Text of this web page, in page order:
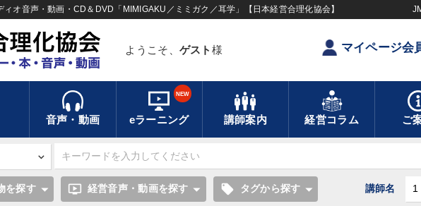
オ音声・動画・CD＆DVD「MIMIGAKU／ミミガク／耳学」【日本経営合理化協会】
ようこそ、 ゲスト 様 マイページ会
音声・動画 eラーニング
NEW
講師案内 経営コラム ご
を探す ondemand_video 経営音声・動画を探す local_offer タグから探す 講師名